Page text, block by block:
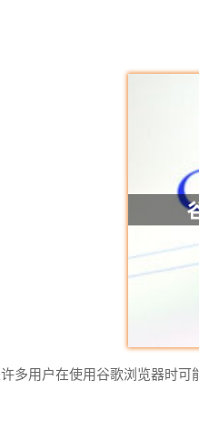
多用户在使用谷歌浏览器时